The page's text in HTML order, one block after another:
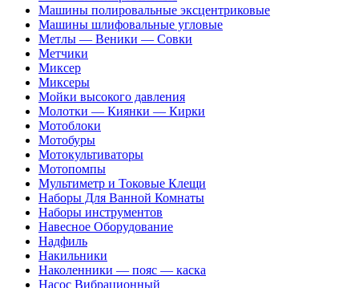
Машины полировальные эксцентриковые
Машины шлифовальные угловые
Метлы — Веники — Совки
Метчики
Миксер
Миксеры
Мойки высокого давления
Молотки — Киянки — Кирки
Мотоблоки
Мотобуры
Мотокультиваторы
Мотопомпы
Мультиметр и Токовые Клещи
Наборы Для Ванной Комнаты
Наборы инструментов
Навесное Оборудование
Надфиль
Накильники
Наколенники — пояс — каска
Насос Вибрационный